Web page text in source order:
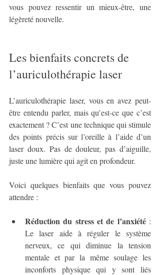
vous pouvez ressentir un mieux-être, une
légèreté nouvelle.
Les bienfaits concrets de
l’auriculothérapie laser
L’auriculothérapie laser, vous en avez peut-
être entendu parler, mais qu’est-ce que c’est
exactement ? C’est une technique qui stimule
des points précis sur l’oreille à l’aide d’un
laser doux. Pas de douleur, pas d’aiguille,
juste une lumière qui agit en profondeur.
Voici quelques bienfaits que vous pouvez
attendre :
Réduction du stress et de l’anxiété :
Le laser aide à réguler le système
nerveux, ce qui diminue la tension
mentale et par la même soulage les
inconforts physique qui y sont liés